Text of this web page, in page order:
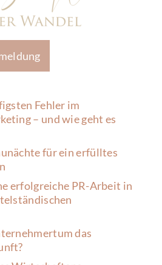
Fehler im
– und wie geht es
für ein erfülltes
erfolgreiche PR-Arbeit in
das